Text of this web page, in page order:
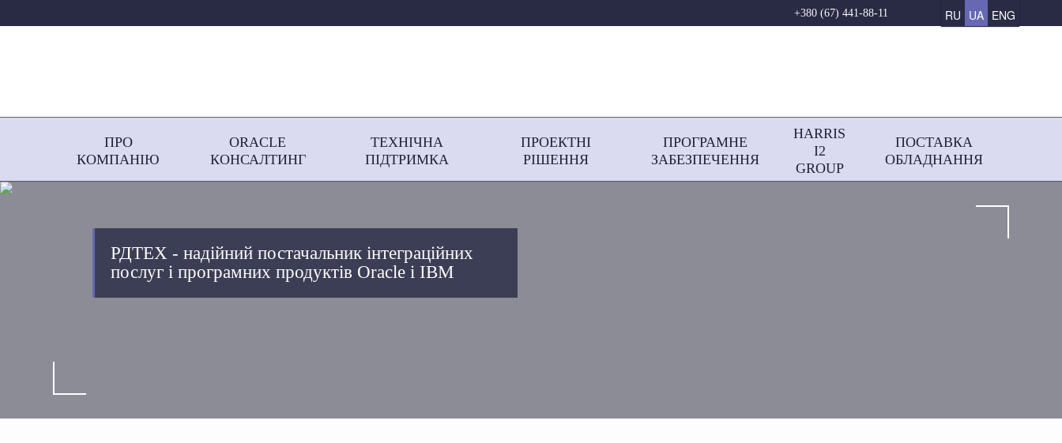
+380 (67) 441-88-11 RU UA ENG
ПРО
КОМПАНІЮ
ORACLE
КОНСАЛТИНГ
ТЕХНІЧНА
ПІДТРИМКА
ПРОЕКТНІ
РІШЕННЯ
ПРОГРАМНЕ
ЗАБЕЗПЕЧЕННЯ
HARRIS
І2
GROUP
ПОСТАВКА
ОБЛАДНАННЯ
РДТЕХ - надійний постачальник інтеграційних
послуг і програмних продуктів Oracle і IBM